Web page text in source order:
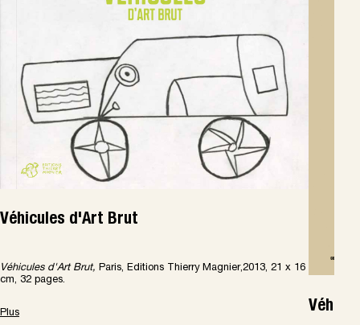
Véhicules d'Art Brut
Véhicules d'Art Brut, Paris, Editions Thierry Magnier,2013, 21 x 16
cm, 32 pages.
Plus